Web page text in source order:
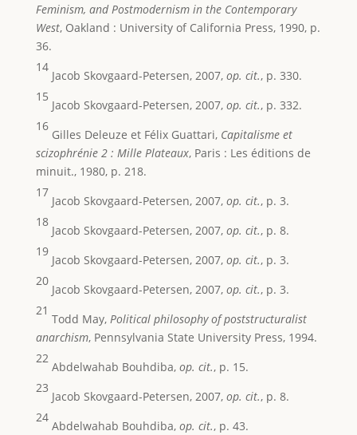
Feminism, and Postmodernism in the Contemporary
West, Oakland : University of California Press, 1990, p.
36.
14
Jacob Skovgaard-Petersen, 2007, op. cit., p. 330.
15
Jacob Skovgaard-Petersen, 2007, op. cit., p. 332.
16
Gilles Deleuze et Félix Guattari, Capitalisme et
scizophrénie 2 : Mille Plateaux, Paris : Les éditions de
minuit., 1980, p. 218.
17
Jacob Skovgaard-Petersen, 2007, op. cit., p. 3.
18
Jacob Skovgaard-Petersen, 2007, op. cit., p. 8.
19
Jacob Skovgaard-Petersen, 2007, op. cit., p. 3.
20
Jacob Skovgaard-Petersen, 2007, op. cit., p. 3.
21
Todd May, Political philosophy of poststructuralist
anarchism, Pennsylvania State University Press, 1994.
22
Abdelwahab Bouhdiba, op. cit., p. 15.
23
Jacob Skovgaard-Petersen, 2007, op. cit., p. 8.
24
Abdelwahab Bouhdiba, op. cit., p. 43.